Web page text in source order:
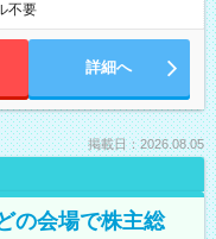
不要
詳細へ
掲載日：2026.08.05
の会場で株主総